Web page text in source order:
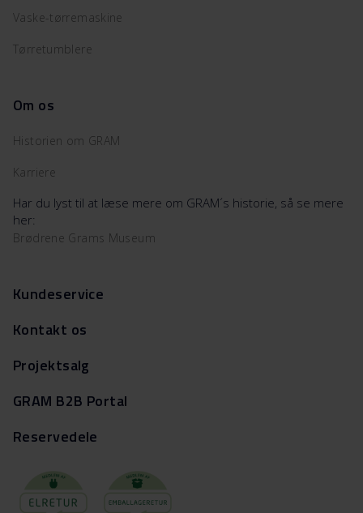
Vaske-tørremaskine
Tørretumblere
Om os
Historien om GRAM
Karriere
Har du lyst til at læse mere om GRAM´s historie, så se mere
her:
Brødrene Grams Museum
Kundeservice
Kontakt os
Projektsalg
GRAM B2B Portal
Reservedele